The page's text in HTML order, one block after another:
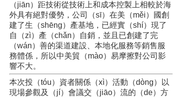
（jiān）距技術從技術上和成本控製上相較於海
外具有絕對優勢，公司（sī）在美（měi）國創
建了生（shēng）產基地，已經實（shí）現了
自（zì）產（chǎn）自銷，並且已創建了完
（wán）善的渠道建設、本地化服務等銷售服
務體係，所以中美貿（mào）易摩擦對公司影
響不大。
本次投（tóu）資者關係（xì）活動（dòng）以
現場參觀及（jí）會議交（jiāo）流的（de）方